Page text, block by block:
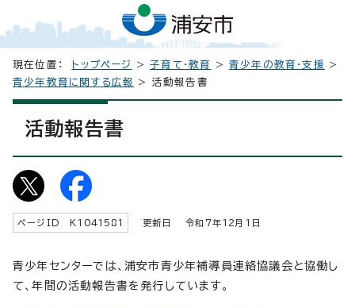
現在位置： トップページ >子育て・教育 >青少年の教育・支援
>
青少年教育に関する広報
> 活動報告書
活動報告書
ページID K 1041581 更新日 令和7年12 月1日
青少年センターでは、浦安市青少年補導員連絡協議会と協働し
て、年間の活動報告書を発行しています。